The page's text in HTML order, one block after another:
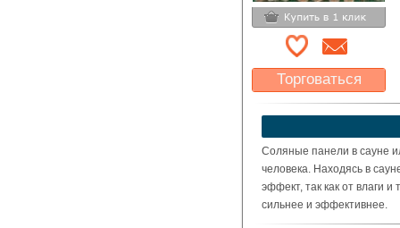
Торговаться
Какая цена Вас
устроит?
Соляные панели в сауне
человека. Находясь в
эффект, так как от влаги
сильнее и эффективнее.